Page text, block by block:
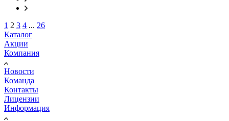
1 2 3 4 ... 26
Каталог
Акции
Компания
Новости
Команда
Контакты
Лицензии
Информация